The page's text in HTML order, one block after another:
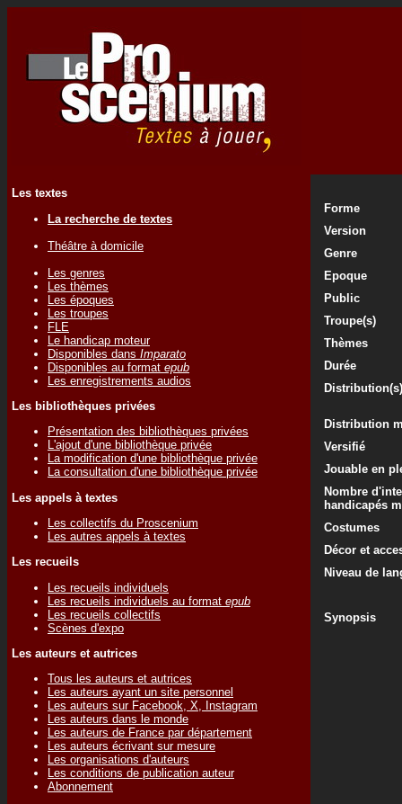
Les textes
La recherche de textes
Théâtre à domicile
Les genres
Les thèmes
Les époques
Les troupes
FLE
Le handicap moteur
Disponibles dans Imparato
Disponibles au format epub
Les enregistrements audios
Les bibliothèques privées
Présentation des bibliothèques privées
L'ajout d'une bibliothèque privée
La modification d'une bibliothèque privée
La consultation d'une bibliothèque privée
Les appels à textes
Les collectifs du Proscenium
Les autres appels à textes
Les recueils
Les recueils individuels
Les recueils individuels au format epub
Les recueils collectifs
Scènes d'expo
Les auteurs et autrices
Tous les auteurs et autrices
Les auteurs ayant un site personnel
Les auteurs sur Facebook, X, Instagram
Les auteurs dans le monde
Les auteurs de France par département
Les auteurs écrivant sur mesure
Les organisations d'auteurs
Les conditions de publication auteur
Abonnement
Forme
Version
Genre
Epoque
Public
Troupe(s)
Thèmes
Durée
Distribution(s)
Distribution
Versifié
Jouable en
Nombre
handicapés
Costumes
Décor et
Niveau de
Synopsis